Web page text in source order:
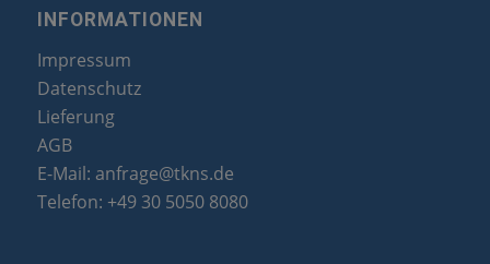
INFORMATIONEN
Impressum
Datenschutz
Lieferung
AGB
E-Mail: anfrage@tkns.de
Telefon: +49 30 5050 8080